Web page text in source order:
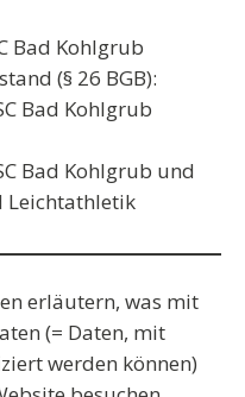
Bad Kohlgrub
(§ 26 BGB):
Bad Kohlgrub
Bad Kohlgrub und
Leichtathletik
erläutern, was mit
(= Daten, mit
werden können)